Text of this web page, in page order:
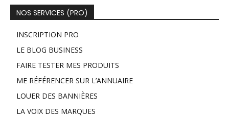
NOS SERVICES (PRO)
INSCRIPTION PRO
LE BLOG BUSINESS
FAIRE TESTER MES PRODUITS
ME RÉFÉRENCER SUR L’ANNUAIRE
LOUER DES BANNIÈRES
LA VOIX DES MARQUES